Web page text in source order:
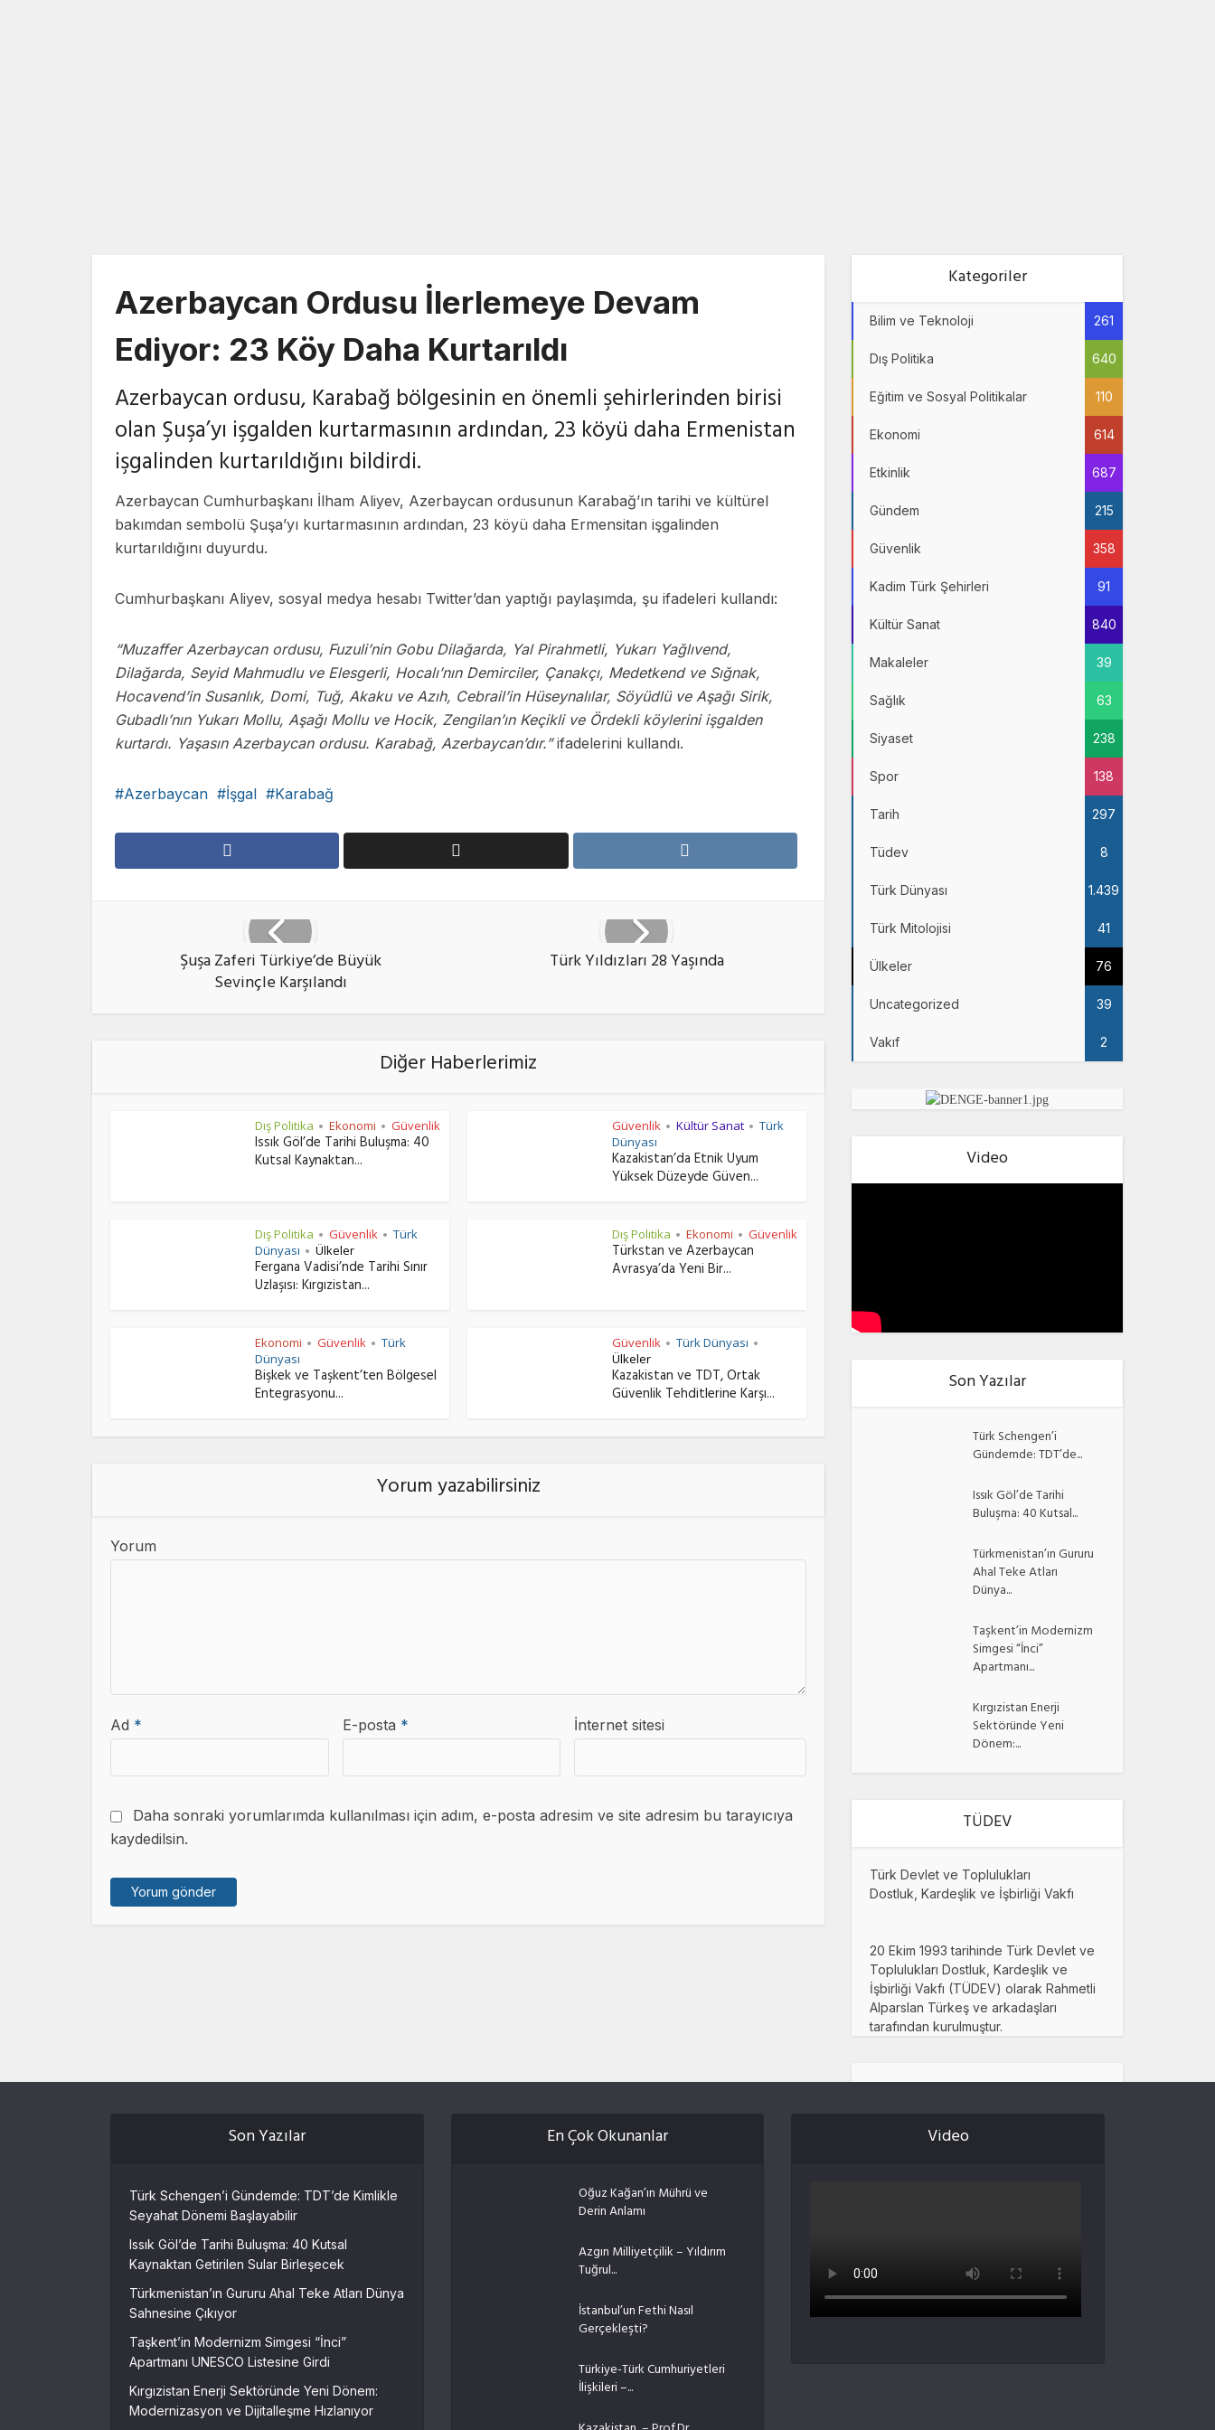
Azerbaycan Ordusu İlerlemeye Devam
Ediyor: 23 Köy Daha Kurtarıldı
Azerbaycan ordusu, Karabağ bölgesinin en önemli şehirlerinden birisi
olan Şuşa’yı işgalden kurtarmasının ardından, 23 köyü daha Ermenistan
işgalinden kurtarıldığını bildirdi.
Azerbaycan Cumhurbaşkanı İlham Aliyev, Azerbaycan ordusunun Karabağ’ın tarihi ve kültürel
bakımdan sembolü Şuşa’yı kurtarmasının ardından, 23 köyü daha Ermensitan işgalinden
kurtarıldığını duyurdu.
Cumhurbaşkanı Aliyev, sosyal medya hesabı Twitter’dan yaptığı paylaşımda, şu ifadeleri kullandı:
“Muzaffer Azerbaycan ordusu, Fuzuli’nin Gobu Dilağarda, Yal Pirahmetli, Yukarı Yağlıvend,
Dilağarda, Seyid Mahmudlu ve Elesgerli, Hocalı’nın Demirciler, Çanakçı, Medetkend ve Sığnak,
Hocavend’in Susanlık, Domi, Tuğ, Akaku ve Azıh, Cebrail’in Hüseynalılar, Söyüdlü ve Aşağı Sirik,
Gubadlı’nın Yukarı Mollu, Aşağı Mollu ve Hocik, Zengilan’ın Keçikli ve Ördekli köylerini işgalden
kurtardı. Yaşasın Azerbaycan ordusu. Karabağ, Azerbaycan’dır.”ifadelerini kullandı.
Azerbaycan İşgal Karabağ
Şuşa Zaferi Türkiye’de Büyük
Sevinçle Karşılandı
Türk Yıldızları 28 Yaşında
Diğer Haberlerimiz
Dış Politika • Ekonomi • Güvenlik
Issık Göl’de Tarihi Buluşma: 40
Kutsal Kaynaktan...
Güvenlik • Kültür Sanat • Türk
Dünyası
Kazakistan’da Etnik Uyum
Yüksek Düzeyde Güven...
Dış Politika • Güvenlik • Türk
Dünyası • Ülkeler
Fergana Vadisi’nde Tarihi Sınır
Uzlaşısı: Kırgızistan...
Dış Politika • Ekonomi • Güvenlik
Türkstan ve Azerbaycan
Avrasya’da Yeni Bir...
Ekonomi • Güvenlik • Türk
Dünyası
Bişkek ve Taşkent’ten Bölgesel
Entegrasyonu...
Güvenlik • Türk Dünyası •
Ülkeler
Kazakistan ve TDT, Ortak
Güvenlik Tehditlerine Karşı...
Yorum yazabilirsiniz
Yorum
Ad * E-posta * İnternet sitesi
Daha sonraki yorumlarımda kullanılması için adım, e-posta adresim ve site adresim bu tarayıcıya
kaydedilsin.
Kategoriler
Bilim ve Teknoloji 261
Dış Politika 640
Eğitim ve Sosyal Politikalar 110
Ekonomi 614
Etkinlik 687
Gündem 215
Güvenlik 358
Kadim Türk Şehirleri 91
Kültür Sanat 840
Makaleler 39
Sağlık 63
Siyaset 238
Spor 138
Tarih 297
Tüdev 8
Türk Dünyası 1.439
Türk Mitolojisi 41
Ülkeler 76
Uncategorized 39
Vakıf 2
Video
Son Yazılar
Türk Schengen’i
Gündemde: TDT’de...
Issık Göl’de Tarihi
Buluşma: 40 Kutsal...
Türkmenistan’ın Gururu
Ahal Teke Atları
Dünya...
Taşkent’in Modernizm
Simgesi “İnci”
Apartmanı...
Kırgızistan Enerji
Sektöründe Yeni
Dönem:...
TÜDEV
Türk Devlet ve Toplulukları
Dostluk, Kardeşlik ve İşbirliği Vakfı
20 Ekim 1993 tarihinde Türk Devlet ve
Toplulukları Dostluk, Kardeşlik ve
İşbirliği Vakfı (TÜDEV) olarak Rahmetli
Alparslan Türkeş ve arkadaşları
tarafından kurulmuştur.
Son Yazılar
Türk Schengen’i Gündemde: TDT’de Kimlikle
Seyahat Dönemi Başlayabilir
Issık Göl’de Tarihi Buluşma: 40 Kutsal
Kaynaktan Getirilen Sular Birleşecek
Türkmenistan’ın Gururu Ahal Teke Atları Dünya
Sahnesine Çıkıyor
Taşkent’in Modernizm Simgesi “İnci”
Apartmanı UNESCO Listesine Girdi
Kırgızistan Enerji Sektöründe Yeni Dönem:
Modernizasyon ve Dijitalleşme Hızlanıyor
En Çok Okunanlar
Oğuz Kağan’ın Mührü ve
Derin Anlamı
Azgın Milliyetçilik – Yıldırım
Tuğrul...
İstanbul’un Fethi Nasıl
Gerçekleşti?
Türkiye-Türk Cumhuriyetleri
İlişkileri –...
Video